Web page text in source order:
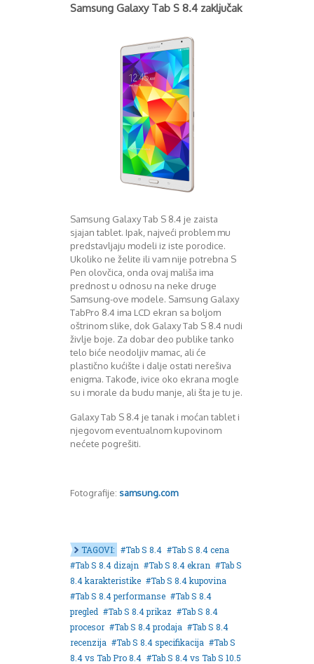
Samsung Galaxy Tab S 8.4 zaključak
Samsung Galaxy Tab S 8.4 je zaista
sjajan tablet. Ipak, najveći problem mu
predstavljaju modeli iz iste porodice.
Ukoliko ne želite ili vam nije potrebna S
Pen olovčica, onda ovaj mališa ima
prednost u odnosu na neke druge
Samsung-ove modele. Samsung Galaxy
TabPro 8.4 ima LCD ekran sa boljom
oštrinom slike, dok Galaxy Tab S 8.4 nudi
življe boje. Za dobar deo publike tanko
telo biće neodoljiv mamac, ali će
plastično kućište i dalje ostati nerešiva
enigma. Takođe, ivice oko ekrana mogle
su i morale da budu manje, ali šta je tu je.
Galaxy Tab S 8.4 je tanak i moćan tablet i
njegovom eventualnom kupovinom
nećete pogrešiti.
Fotografije: samsung.com
TAGOVI: Tab S 8.4
Tab S 8.4 cena
Tab S 8.4 dizajn
Tab S 8.4 ekran
Tab S
8.4 karakteristike
Tab S 8.4 kupovina
Tab S 8.4 performanse
Tab S 8.4
pregled
Tab S 8.4 prikaz
Tab S 8.4
procesor
Tab S 8.4 prodaja
Tab S 8.4
recenzija
Tab S 8.4 specifikacija
Tab S
8.4 vs Tab Pro 8.4
Tab S 8.4 vs Tab S 10.5